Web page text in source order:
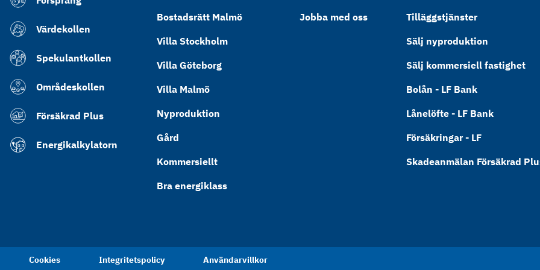
Värdekollen
Spekulantkollen
Områdeskollen
Försäkrad Plus
Energikalkylatorn
Bostadsrätt Malmö
Villa Stockholm
Villa Göteborg
Villa Malmö
Nyproduktion
Gård
Kommersiellt
Bra energiklass
Jobba med oss
Tilläggstjänster
Sälj nyproduktion
Sälj kommersiell fastighet
Bolån - LF Bank
Lånelöfte - LF Bank
Försäkringar - LF
Skadeanmälan Försäkrad
Cookies Integritetspolicy Användarvillkor